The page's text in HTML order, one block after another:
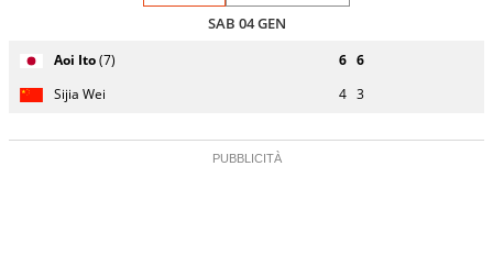
SAB 04 GEN
Giocatore
(posizione
serie)
Aoi Ito(7) 6 6
Sijia Wei
4 3